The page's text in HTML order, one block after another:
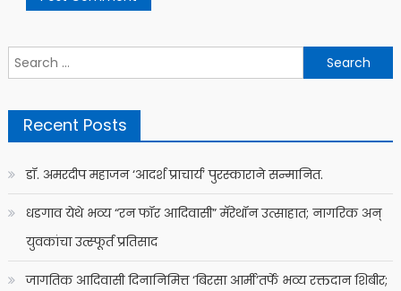
Search
for:
Recent Posts
डॉ. अमरदीप महाजन ‘आदर्श प्राचार्य’ पुरस्काराने सन्मानित.
धडगाव येथे भव्य “रन फॉर आदिवासी” मॅरेथॉन उत्साहात; नागरिक अन्
युवकांचा उत्स्फूर्त प्रतिसाद
जागतिक आदिवासी दिनानिमित्त ‘बिरसा आर्मी’तर्फे भव्य रक्तदान शिबीर;